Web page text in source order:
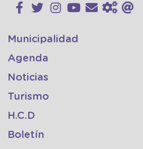
Municipalidad
Agenda
Noticias
Turismo
H.C.D
Boletín